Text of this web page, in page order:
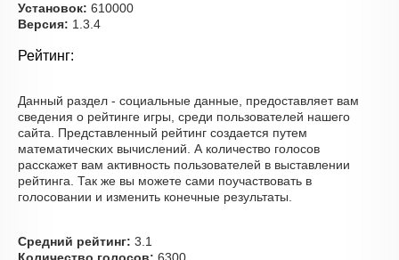
Установок: 610000
Версия: 1.3.4
Рейтинг:
Данный раздел - социальные данные, предоставляет вам
сведения о рейтинге игры, среди пользователей нашего
сайта. Представленный рейтинг создается путем
математических вычислений. А количество голосов
расскажет вам активность пользователей в выставлении
рейтинга. Так же вы можете сами поучаствовать в
голосовании и изменить конечные результаты.
Средний рейтинг: 3.1